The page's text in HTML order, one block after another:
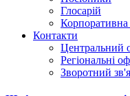
Глосарій
Корпоративна
Контакти
Центральний
Регіональні
Зворотний